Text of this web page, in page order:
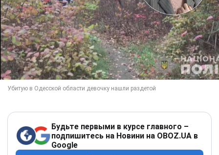
Будьте первыми в курсе главного –
подпишитесь на Новини на OBOZ.UA в
Google